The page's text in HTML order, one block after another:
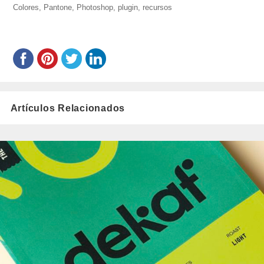
el
Colores, Pantone, Photoshop, plugin, recursos
Artículos Relacionados